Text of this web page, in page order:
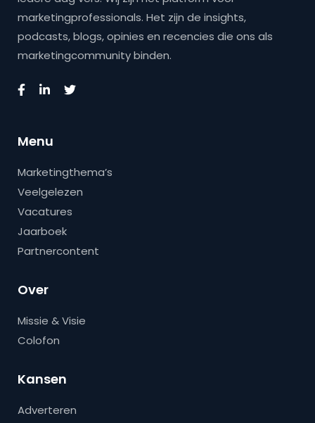
marketingprofessionals. Het zijn de insights,
podcasts, blogs, opinies en recencies die ons als
marketingcommunity binden.
Menu
Marketingthema’s
Veelgelezen
Vacatures
Jaarboek
Partnercontent
Over
Missie & Visie
Colofon
Kansen
Adverteren